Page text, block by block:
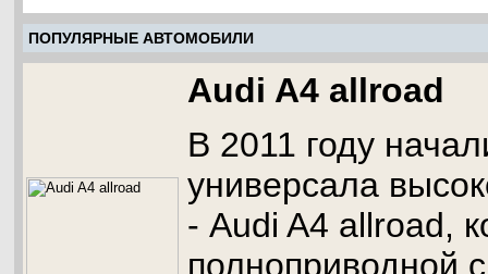
ПОПУЛЯРНЫЕ АВТОМОБИЛИ
Audi A4 allroad
В 2011 году
универсала
- Audi A4 allroad,
полноприводной